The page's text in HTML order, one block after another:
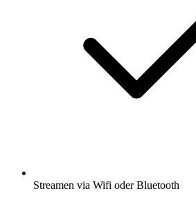
Streamen via Wifi oder Bluetooth